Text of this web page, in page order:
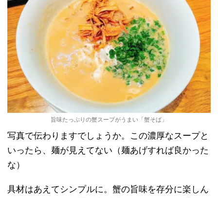
旨味たっぷりの蟹スープがうまい「蟹そば」
写真で伝わりますでしょうか。この濃厚なスープと
いったら、麺が見えてない（麺あげすれば良かった
な）
具材はあえてシンプルに。蟹の旨味を存分に楽しん